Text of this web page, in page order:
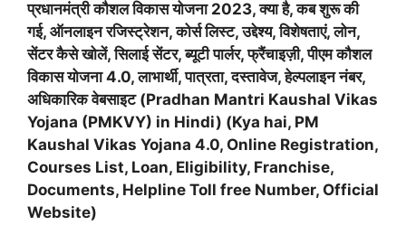
प्रधानमंत्री कौशल विकास योजना 2023, क्या है,कब शुरू की
गई, ऑनलाइन रजिस्ट्रेशन,कोर्स लिस्ट,उद्देश्य,विशेषताएं, लोन,
सेंटर कैसे खोलें, सिलाई सेंटर, ब्यूटी पार्लर, फ्रैंचाइज़ी, पीएम कौशल
विकास योजना 4.0, लाभार्थी, पात्रता,दस्तावेज, हेल्पलाइन नंबर,
अधिकारिक वेबसाइट (Pradhan Mantri Kaushal Vikas
Yojana (PMKVY) in Hindi) (Kya hai, PM
Kaushal Vikas Yojana 4.0, Online Registration,
Courses List, Loan, Eligibility, Franchise,
Documents, Helpline Toll free Number, Official
Website)